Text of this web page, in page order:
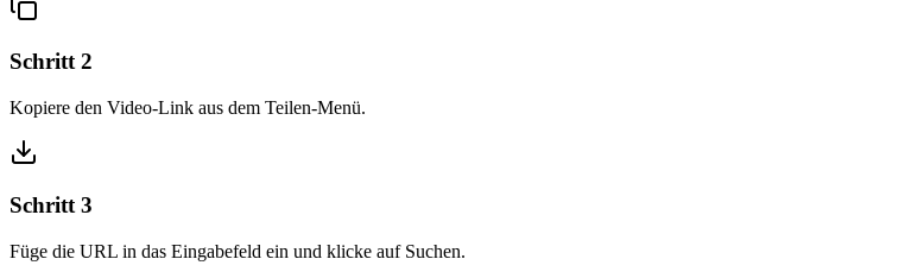
Schritt 2
Kopiere den Video-Link aus dem Teilen-Menü.
Schritt 3
Füge die URL in das Eingabefeld ein und klicke auf Suchen.